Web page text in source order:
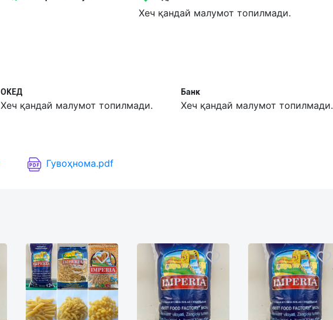
Хеч қандай малумот топилмади.
ОКЕД
Хеч қандай малумот топилмади.
Банк
Хеч қандай малумот топилмади.
Гувоҳнома.pdf